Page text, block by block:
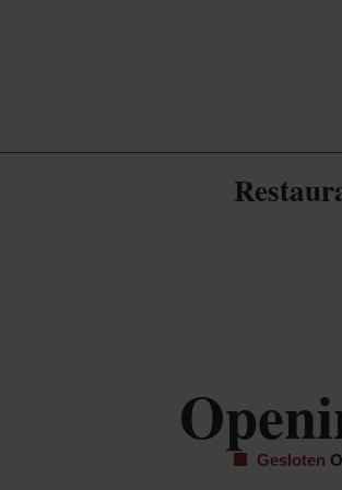
Gesloten